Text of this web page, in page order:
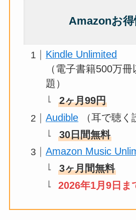
Amazonお得
Kindle Unlimited
（電子書籍500万
題）
2ヶ月99円
Audible （耳で聴く
30日間無料
Amazon Music
3ヶ月間無料
2026年1月9日ま